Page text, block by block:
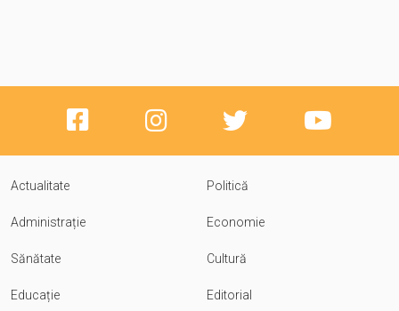
Actualitate Politică
Administrație Economie
Sănătate Cultură
Educație Editorial